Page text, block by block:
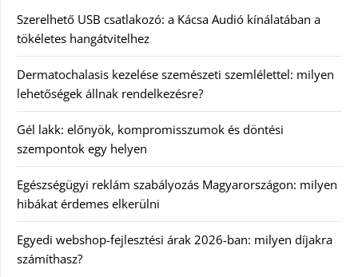
Szerelhető USB csatlakozó: a Kácsa Audió kínálatában a
tökéletes hangátvitelhez
Dermatochalasis kezelése szemészeti szemlélettel: milyen
lehetőségek állnak rendelkezésre?
Gél lakk: előnyök, kompromisszumok és döntési
szempontok egy helyen
Egészségügyi reklám szabályozás Magyarországon: milyen
hibákat érdemes elkerülni
Egyedi webshop-fejlesztési árak 2026-ban: milyen díjakra
számíthasz?